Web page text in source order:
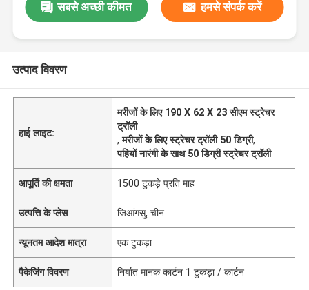
सबसे अच्छी कीमत हमसे संपर्क करें
उत्पाद विवरण
हाई लाइट:
मरीजों के लिए 190 X 62 X 23 सीएम स्ट्रेचर
ट्रॉली
,मरीजों के लिए स्ट्रेचर ट्रॉली 50 डिग्री,
पहियों नारंगी के साथ 50 डिग्री स्ट्रेचर ट्रॉली
आपूर्ति की क्षमता 1500 टुकड़े प्रति माह
उत्पत्ति के प्लेस जिआंगसु, चीन
न्यूनतम आदेश मात्रा एक टुकड़ा
पैकेजिंग विवरण निर्यात मानक कार्टन 1 टुकड़ा / कार्टन